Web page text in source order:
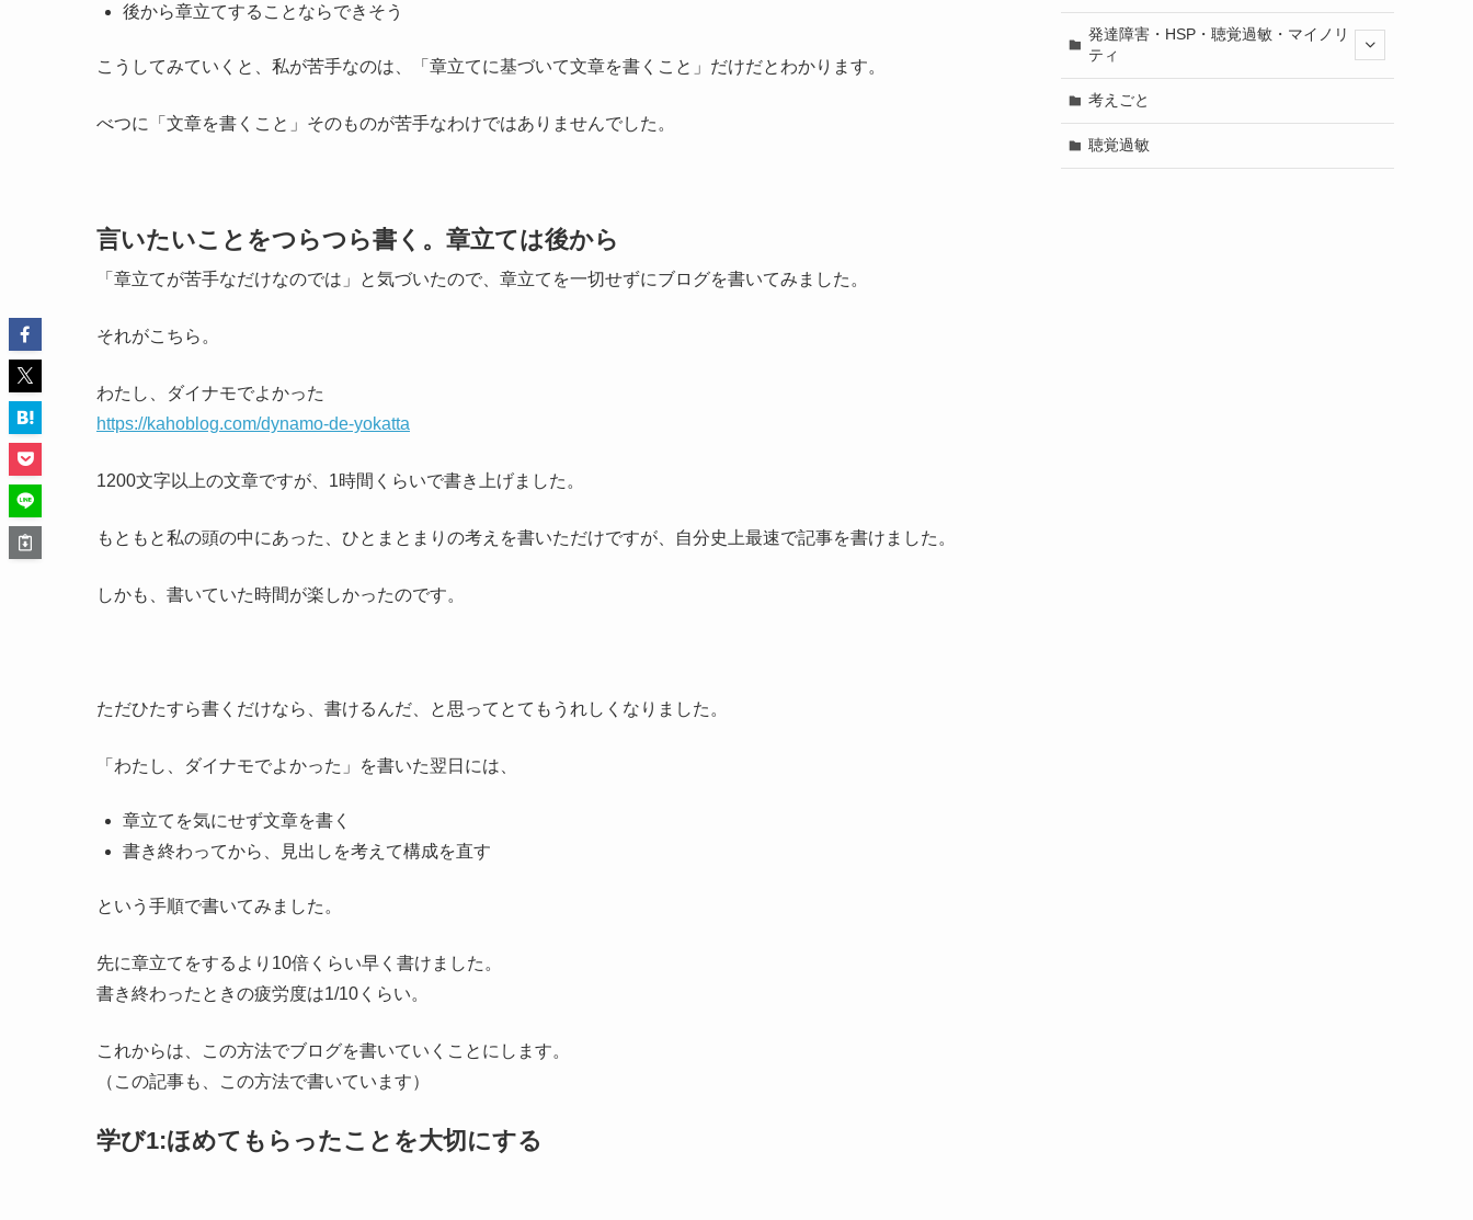
後から章立てすることならできそう
こうしてみていくと、私が苦手なのは、「章立てに基づいて文章を書くこと」だけだとわかります。
べつに「文章を書くこと」そのものが苦手なわけではありませんでした。
言いたいことをつらつら書く。章立ては後から
「章立てが苦手なだけなのでは」と気づいたので、章立てを一切せずにブログを書いてみました。
それがこちら。
わたし、ダイナモでよかった
https://kahoblog.com/dynamo-de-yokatta
1200文字以上の文章ですが、1時間くらいで書き上げました。
もともと私の頭の中にあった、ひとまとまりの考えを書いただけですが、自分史上最速で記事を書けました。
しかも、書いていた時間が楽しかったのです。
ただひたすら書くだけなら、書けるんだ、と思ってとてもうれしくなりました。
「わたし、ダイナモでよかった」を書いた翌日には、
章立てを気にせず文章を書く
書き終わってから、見出しを考えて構成を直す
という手順で書いてみました。
先に章立てをするより10倍くらい早く書けました。
書き終わったときの疲労度は1/10くらい。
これからは、この方法でブログを書いていくことにします。
（この記事も、この方法で書いています）
学び1:ほめてもらったことを大切にする
発達障害・HSP・聴覚過敏・マイノリ
ティ
考えごと
聴覚過敏